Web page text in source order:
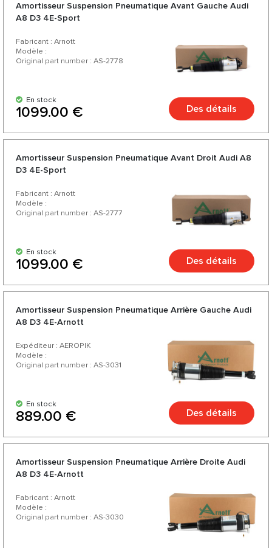
Amortisseur Suspension Pneumatique Avant Gauche Audi
А8 D3 4E-Sport
Fabricant : Arnott
Modèle :
Original part number : AS-2778
En stock
1099.00 € Des détails
Amortisseur Suspension Pneumatique Avant Droit Audi А8
D3 4E-Sport
Fabricant : Arnott
Modèle :
Original part number : AS-2777
En stock
1099.00 € Des détails
Amortisseur Suspension Pneumatique Arrière Gauche Audi
A8 D3 4E-Arnott
Expéditeur : AEROPIK
Modèle :
Original part number : AS-3031
En stock
889.00 € Des détails
Amortisseur Suspension Pneumatique Arrière Droite Audi
A8 D3 4E-Arnott
Fabricant : Arnott
Modèle :
Original part number : AS-3030